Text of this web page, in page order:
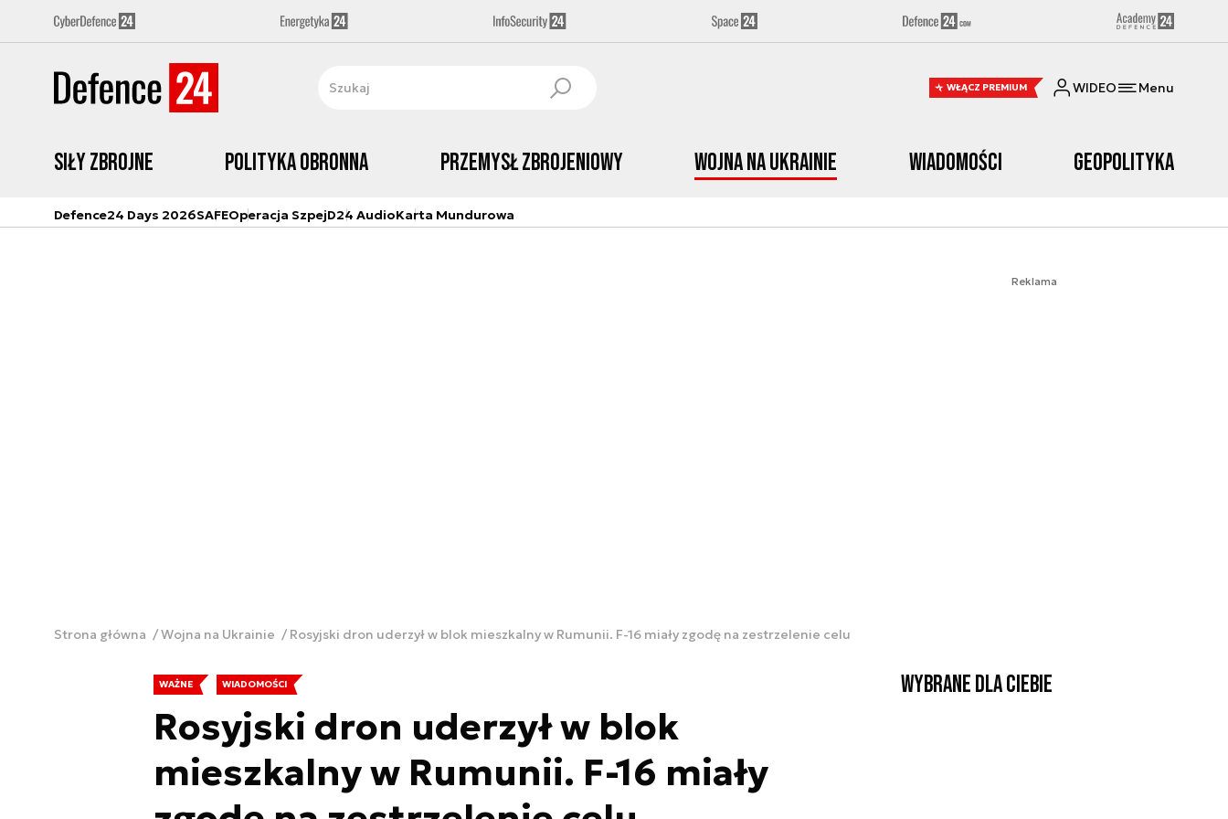
WŁĄCZ PREMIUM WIDEO Menu
Siły zbrojne Polityka obronna Przemysł Zbrojeniowy Wojna na Ukrainie Wiadomości Geopolityka
Defence24 Days 2026SAFEOperacja SzpejD24 AudioKarta Mundurowa
Reklama
Strona główna Wojna na Ukrainie Rosyjski dron uderzył w blok mieszkalny w Rumunii. F-16 miały zgodę na zestrzelenie celu
WAŻNE WIADOMOŚCI
Rosyjski dron uderzył w blok
mieszkalny w Rumunii. F-16 miały
Wybrane dla Ciebie